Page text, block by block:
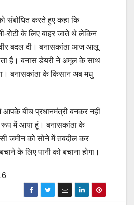
संबोधित करते हुए कहा कि
रोटी के लिए बाहर जाते थे लेकिन
बदल दी। बनासकांठा आज आलू
है। बनास डेयरी ने अमूल के साथ
बनासकांठा के किसान अब मधु
आपके बीच प्रधानमंत्री बनकर नहीं
में आया हूं। बनासकांठा के
जमीन को सोने में तबदील कर
के लिए पानी को बचाना होगा।